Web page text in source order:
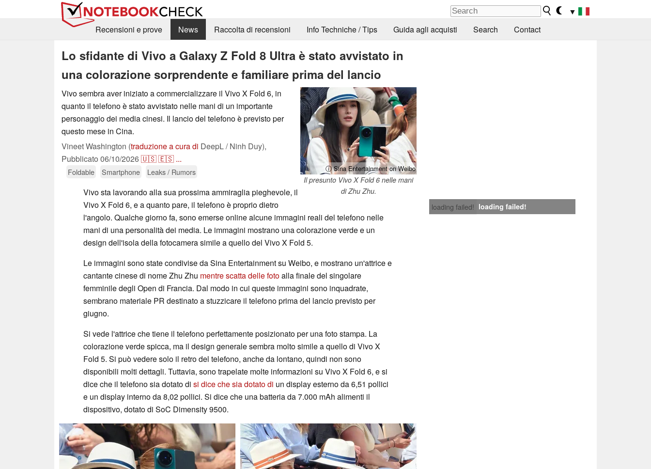
▼
Recensioni e prove
News Raccolta di recensioni Info Techniche / Tips Guida agli acquisti Search Contact
Lo sfidante di Vivo a Galaxy Z Fold 8 Ultra è stato avvistato in
una colorazione sorprendente e familiare prima del lancio
ⓘ Sina Entertainment on Weibo
Il presunto Vivo X Fold 6 nelle mani
di Zhu Zhu.
Vivo sembra aver iniziato a commercializzare il Vivo X Fold 6, in
quanto il telefono è stato avvistato nelle mani di un importante
personaggio dei media cinesi. Il lancio del telefono è previsto per
questo mese in Cina.
Vineet Washington (traduzione a cura di DeepL / Ninh Duy),
Pubblicato 06/10/2026🇺🇸🇪🇸 ...
Foldable Smartphone Leaks / Rumors
loading failed! loading failed!
Vivo sta lavorando alla sua prossima ammiraglia pieghevole, il
Vivo X Fold 6, e a quanto pare, il telefono è proprio dietro
l'angolo. Qualche giorno fa, sono emerse online alcune immagini reali del telefono nelle
mani di una personalità dei media. Le immagini mostrano una colorazione verde e un
design dell'isola della fotocamera simile a quello del Vivo X Fold 5.
Le immagini sono state condivise da Sina Entertainment su Weibo, e mostrano un'attrice e
cantante cinese di nome Zhu Zhu mentre scatta delle fotoalla finale del singolare
femminile degli Open di Francia. Dal modo in cui queste immagini sono inquadrate,
sembrano materiale PR destinato a stuzzicare il telefono prima del lancio previsto per
giugno.
Si vede l'attrice che tiene il telefono perfettamente posizionato per una foto stampa. La
colorazione verde spicca, ma il design generale sembra molto simile a quello di Vivo X
Fold 5. Si può vedere solo il retro del telefono, anche da lontano, quindi non sono
disponibili molti dettagli. Tuttavia, sono trapelate molte informazioni su Vivo X Fold 6, e si
dice che il telefono sia dotato di si dice che sia dotato di un display esterno da 6,51 pollici
e un display interno da 8,02 pollici. Si dice che una batteria da 7.000 mAh alimenti il
dispositivo, dotato di SoC Dimensity 9500.